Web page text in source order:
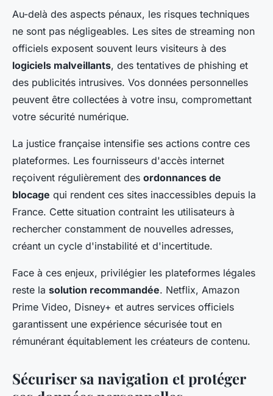
Au-delà des aspects pénaux, les risques techniques
ne sont pas négligeables. Les sites de streaming non
officiels exposent souvent leurs visiteurs à des
logiciels malveillants, des tentatives de phishing et
des publicités intrusives. Vos données personnelles
peuvent être collectées à votre insu, compromettant
votre sécurité numérique.
La justice française intensifie ses actions contre ces
plateformes. Les fournisseurs d'accès internet
reçoivent régulièrement des ordonnances de
blocage qui rendent ces sites inaccessibles depuis la
France. Cette situation contraint les utilisateurs à
rechercher constamment de nouvelles adresses,
créant un cycle d'instabilité et d'incertitude.
Face à ces enjeux, privilégier les plateformes légales
reste la solution recommandée. Netflix, Amazon
Prime Video, Disney+ et autres services officiels
garantissent une expérience sécurisée tout en
rémunérant équitablement les créateurs de contenu.
Sécuriser sa navigation et protéger